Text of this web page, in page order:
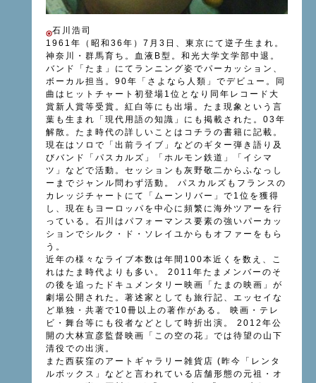
石川浩司
1961年（昭和36年）7月3日、東京にて逆子生まれ。
神奈川・群馬育ち。血液B型。和光大学文学部中退。
バンド「たま」にてランニング姿でパーカッション、
ボーカル担当。90年「さよなら人類」でデビュー。同
曲はヒットチャート初登場1位となり同年レコード大
賞新人賞等受賞。紅白等にも出場。たま現象という言
葉も生まれ「現代用語の知識」にも掲載された。03年
解散。たま時代の詳しいことはコチラの書籍に記載。
現在はソロで「出前ライブ」などのギター弾き語り及
びバンド「パスカルズ」「ホルモン鉄道」「イシマ
ツ」などで活動。セッションも灰野敬二からふなっし
ーまでジャンル問わず活動。 パスカルズもフランスの
カレッジチャートにて「ムーンリバー」で1位を獲得
し、現在もヨーロッパを中心に頻繁に海外ツアーを行
っている。石川はパフォーマンス要素の強いパーカッ
ションでシルク・ド・ソレイユからもオファーをもら
う。
近年の様々なライブ本数は年間100本近くを数え、こ
れはたま時代よりも多い。 2011年たまメンバーのそ
の後を追ったドキュメンタリー映画「たまの映画」が
劇場公開された。著述家としても旅行記、エッセイな
ど単独・共著で10冊以上の著作がある。 映画・テレ
ビ・舞台等にも役者などとして時折出演。 2012年公
開の大林宣彦監督映画「この空の花」では待望の山下
清役での出演。
また西荻窪のアートギャラリー雑貨店 (昨今「レンタ
ルボックス」などと言われている店舗形態の元祖・オ